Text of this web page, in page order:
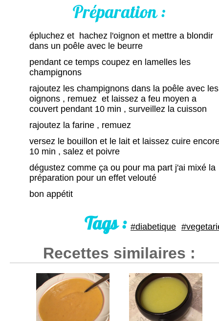
Préparation :
épluchez et hachez l'oignon et mettre a blondir
dans un poêle avec le beurre
pendant ce temps coupez en lamelles les
champignons
rajoutez les champignons dans la poêle avec les
oignons , remuez et laissez a feu moyen a
couvert pendant 10 min , surveillez la cuisson
rajoutez la farine , remuez
versez le bouillon et le lait et laissez cuire
10 min , salez et poivre
dégustez comme ça ou pour ma part j'ai mixé la
préparation pour un effet velouté
bon appétit
Tags : #diabetique
Recettes similaires :